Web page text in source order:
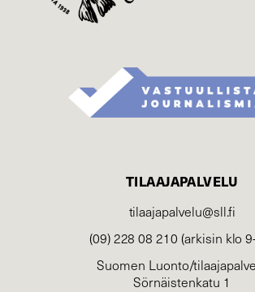
TILAAJAPALVELU
tilaajapalvelu@sll.fi
(09) 228 08 210 (arkisin klo
Suomen Luonto/
Sörnäistenkatu 1